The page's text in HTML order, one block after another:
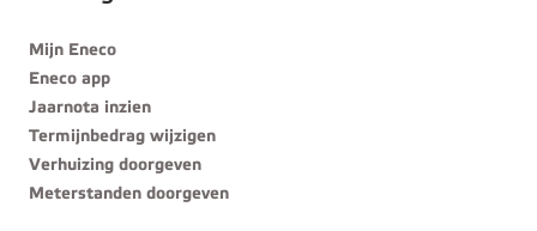
Mijn Eneco
Eneco app
Jaarnota inzien
Termijnbedrag wijzigen
Verhuizing doorgeven
Meterstanden doorgeven